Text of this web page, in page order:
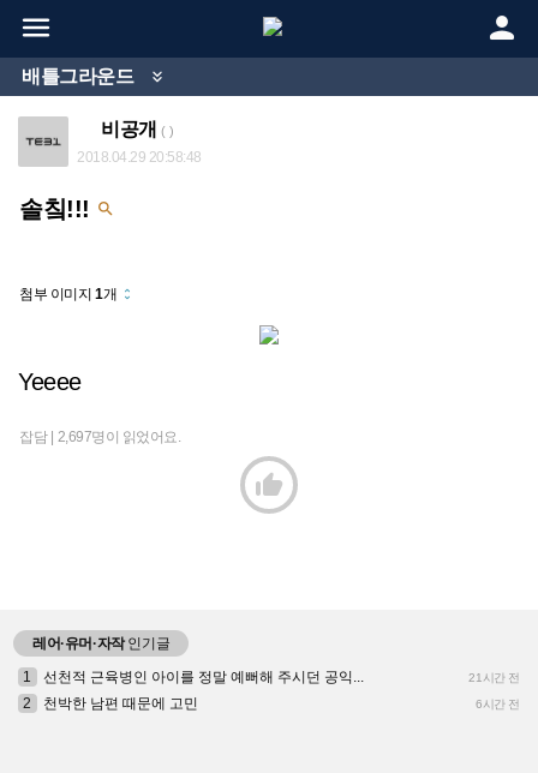
 
배틀그라운드 
비공개 ( )
2018.04.29 20:58:48
솔칰!!! 
첨부 이미지1개 unfold_more
Yeeee
잡담 | 2,697명이 읽었어요.

레어·유머·자작인기글
1
선천적 근육병인 아이를 정말 예뻐해 주시던 공익... 21시간 전
2 천박한 남편 때문에 고민 6시간 전